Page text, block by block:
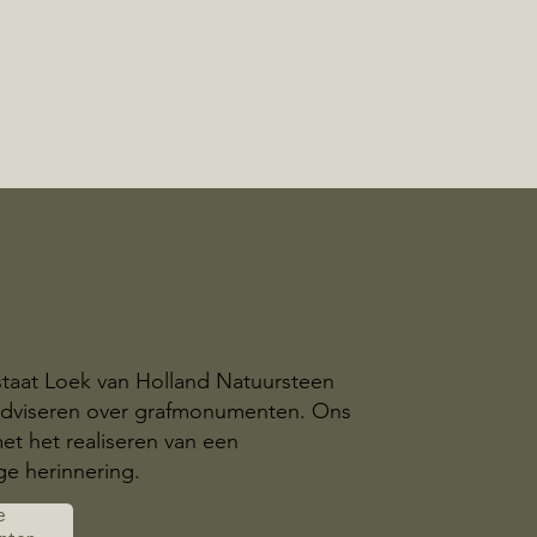
Loek van Holland Natuursteen
over grafmonumenten. Ons
het realiseren van een
herinnering.